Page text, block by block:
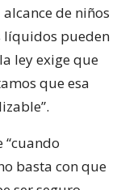
de niños
líquidos pueden
ley exige que
que esa
“cuando
basta con que